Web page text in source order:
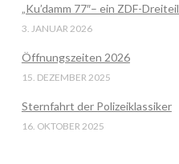
„Ku’damm 77″– ein ZDF-
3. JANUAR 2026
Öffnungszeiten 2026
15. DEZEMBER 2025
Sternfahrt der Polizeiklassiker
16. OKTOBER 2025